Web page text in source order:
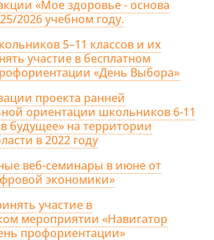
«Мое здоровье - основа
2026 учебном году.
5–11 классов и их
участие в бесплатном
«День Выбора»
проекта ранней
ориентации школьников 6-11
в будущее» на территории
в 2022 году
веб-семинары в июне от
экономики»
участие в
мероприятии «Навигатор
профориентации»